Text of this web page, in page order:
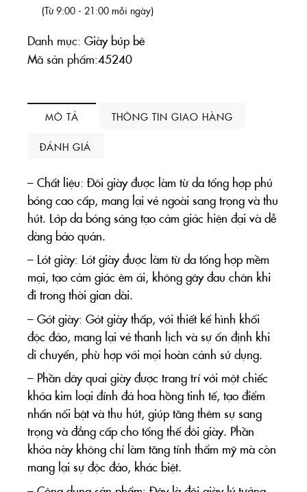
(Từ 9:00 - 21:00 mỗi ngày)
Danh mục: Giày búp bê
Mã sản phẩm:45240
MÔ TẢ THÔNG TIN GIAO HÀNG
ĐÁNH GIÁ
– Chất liệu: Đôi giày được làm từ da tổng hợp phủ
bóng cao cấp, mang lại vẻ ngoài sang trọng và thu
hút. Lớp da bóng sáng tạo cảm giác hiện đại và dễ
dàng bảo quản.
– Lót giày: Lót giày được làm từ da tổng hợp mềm
mại, tạo cảm giác êm ái, không gây đau chân khi
đi trong thời gian dài.
– Gót giày: Gót giày thấp, với thiết kế hình khối
độc đáo, mang lại vẻ thanh lịch và sự ổn định khi
di chuyển, phù hợp với mọi hoàn cảnh sử dụng.
– Phần dây quai giày được trang trí với một chiếc
khóa kim loại đính đá hoa hồng tinh tế, tạo điểm
nhấn nổi bật và thu hút, giúp tăng thêm sự sang
trọng và đẳng cấp cho tổng thể đôi giày. Phần
khóa này không chỉ làm tăng tính thẩm mỹ mà còn
mang lại sự độc đáo, khác biệt.